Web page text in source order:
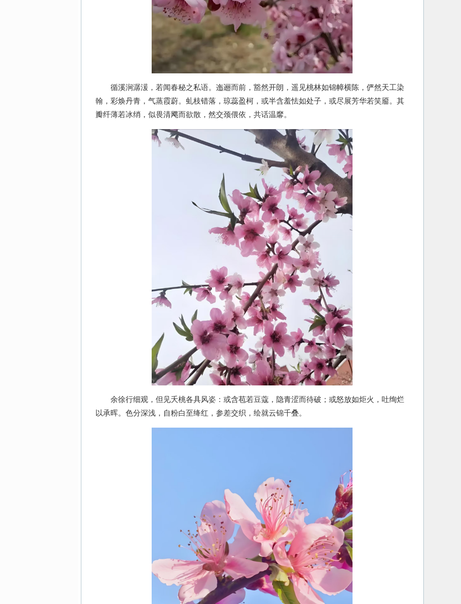
循溪涧潺湲，若闻春秘之私语。迤逦而前，豁然开朗，遥见桃林如锦幛横陈，俨然天工染
翰，彩焕丹青，气蒸霞蔚。虬枝错落，琼蕊盈柯，或半含羞怯如处子，或尽展芳华若笑靥。其
瓣纤薄若冰绡，似畏清飔而欲散，然交颈偎依，共话温黁。
余徐行细观，但见夭桃各具风姿：或含苞若豆蔻，隐青涩而待破；或怒放如炬火，吐绚烂
以承晖。色分深浅，自粉白至绛红，参差交织，绘就云锦千叠。